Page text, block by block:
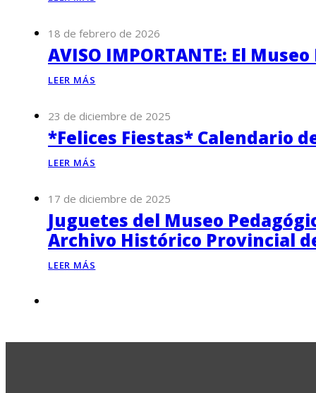
18 de febrero de 2026
AVISO IMPORTANTE: El
LEER MÁS
23 de diciembre de 2025
*Felices Fiestas* Calendario
LEER MÁS
17 de diciembre de 2025
Juguetes del Museo
Archivo Histórico Provincial
LEER MÁS